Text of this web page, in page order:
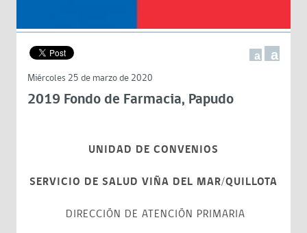
a a
Miércoles 25 de marzo de 2020
2019 Fondo de Farmacia, Papudo
UNIDAD DE CONVENIOS
SERVICIO DE SALUD VIÑA DEL MAR/QUILLOTA
DIRECCIÓN DE ATENCIÓN PRIMARIA